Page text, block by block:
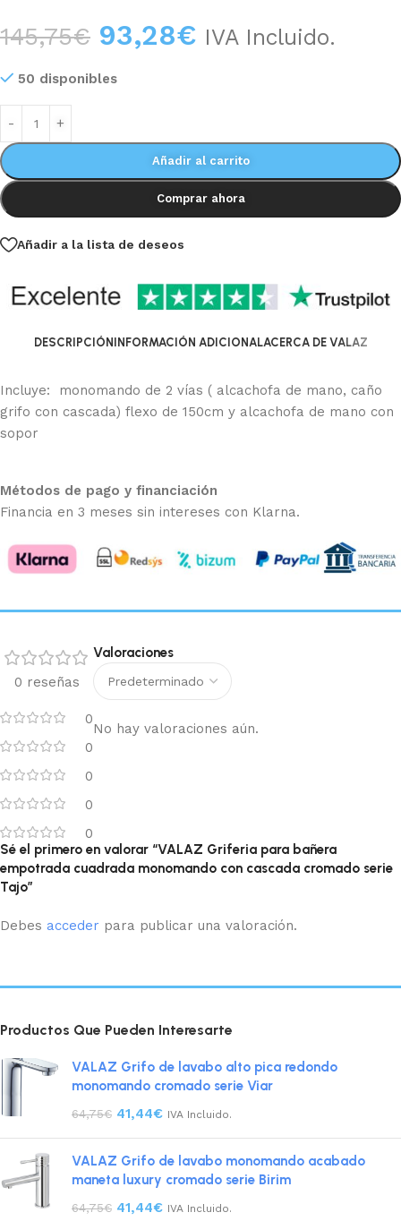
145,75€ 93,28€ IVA Incluido.
50 disponibles
Añadir al carrito
Comprar ahora
Añadir a la lista de deseos
DESCRIPCIÓN INFORMACIÓN ADICIONALACERCA DE VALAZ
Incluye: monomando de 2 vías ( alcachofa de mano, caño
grifo con cascada) flexo de 150cm y alcachofa de mano con
sopor
Métodos de pago y financiación
Financia en 3 meses sin intereses con Klarna.
0 reseñas
0
0
0
0
0
Valoraciones
No hay valoraciones aún.
Sé el primero en valorar “VALAZ Griferia para bañera
empotrada cuadrada monomando con cascada cromado serie
Tajo”
Debes acceder para publicar una valoración.
Productos Que Pueden Interesarte
VALAZ Grifo de lavabo alto pica redondo
monomando cromado serie Viar
64,75€ 41,44€ IVA Incluido.
VALAZ Grifo de lavabo monomando acabado
maneta luxury cromado serie Birim
64,75€ 41,44€ IVA Incluido.